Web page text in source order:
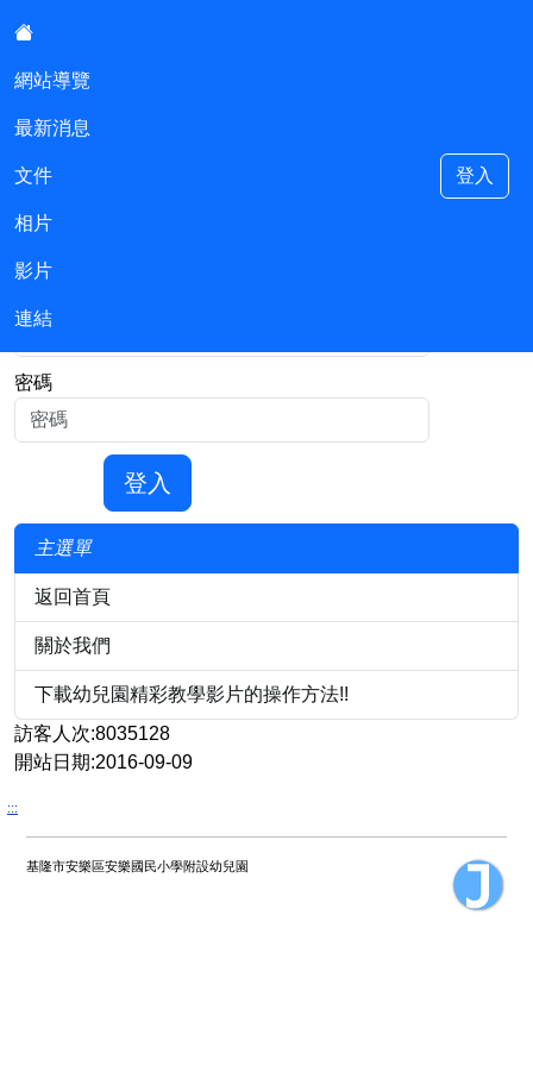
網站導覽
最新消息
文件
相片
影片
連結
登入
基隆市安樂區安樂國民小學附設幼
兒園
登入
密碼
登入
主選單
返回首頁
關於我們
下載幼兒園精彩教學影片的操作方法!!
訪客人次:8035128
開站日期:2016-09-09
:::
基隆市安樂區安樂國民小學附設幼兒園